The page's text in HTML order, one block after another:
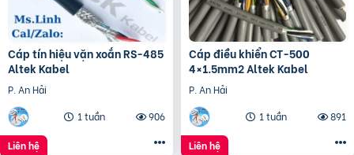
Cáp tín hiệu vặn xoắn RS-485
Altek Kabel
P. An Hải
1 tuần
906
Liên hệ
Cáp điều khiển CT-500
4×1.5mm2 Altek Kabel
P. An Hải
1 tuần
891
Liên hệ